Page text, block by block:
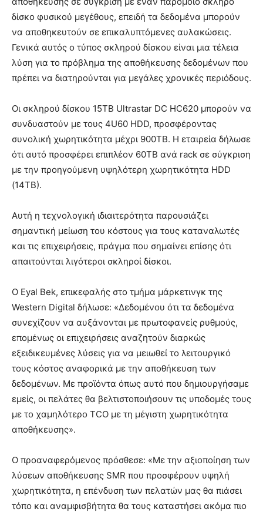
δίσκο φυσικού μεγέθους, επειδή τα δεδομένα μπορούν
να αποθηκευτούν σε επικαλυπτόμενες αυλακώσεις.
Γενικά αυτός ο τύπος σκληρού δίσκου είναι μια τέλεια
λύση για το πρόβλημα της αποθήκευσης δεδομένων που
πρέπει να διατηρούνται για μεγάλες χρονικές περιόδους.
Οι σκληρού δίσκου 15TB Ultrastar DC HC620 μπορούν να
συνδυαστούν με τους 4U60 HDD, προσφέροντας
συνολική χωρητικότητα μέχρι 900TB. Η εταιρεία δήλωσε
ότι αυτό προσφέρει επιπλέον 60TB ανά rack σε σύγκριση
με την προηγούμενη υψηλότερη χωρητικότητα HDD
(14TB).
Αυτή η τεχνολογική ιδιαιτερότητα παρουσιάζει
σημαντική μείωση του κόστους για τους καταναλωτές
και τις επιχειρήσεις, πράγμα που σημαίνει επίσης ότι
απαιτούνται λιγότεροι σκληροί δίσκοι.
Ο Eyal Bek, επικεφαλής στο τμήμα μάρκετινγκ της
Western Digital δήλωσε: «Δεδομένου ότι τα δεδομένα
συνεχίζουν να αυξάνονται με πρωτοφανείς ρυθμούς,
επομένως οι επιχειρήσεις αναζητούν διαρκώς
εξειδικευμένες λύσεις για να μειωθεί το λειτουργικό
τους κόστος αναφορικά με την αποθήκευση των
δεδομένων. Με προϊόντα όπως αυτό που δημιουργήσαμε
εμείς, οι πελάτες θα βελτιστοποιήσουν τις υποδομές τους
με το χαμηλότερο TCO με τη μέγιστη χωρητικότητα
αποθήκευσης».
Ο προαναφερόμενος πρόσθεσε: «Με την αξιοποίηση των
λύσεων αποθήκευσης SMR που προσφέρουν υψηλή
χωρητικότητα, η επένδυση των πελατών μας θα πιάσει
τόπο και αναμφισβήτητα θα τους καταστήσει ακόμα πιο